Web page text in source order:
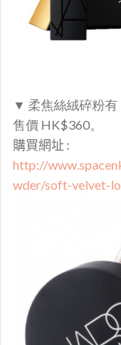
▼ 柔焦絲絨碎粉
售價 HK$360。
購買網址 :
http://
wder/soft-velvet-